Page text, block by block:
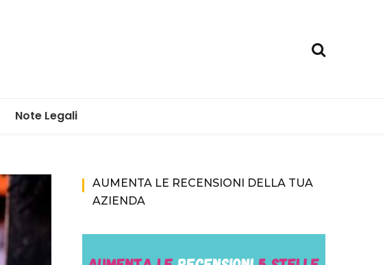
Note Legali
AUMENTA LE RECENSIONI DELLA TUA
AZIENDA